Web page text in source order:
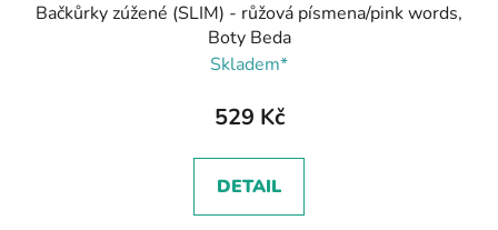
Bačkůrky zúžené (SLIM) - růžová písmena/pink words,
Boty Beda
Skladem*
529 Kč
DETAIL